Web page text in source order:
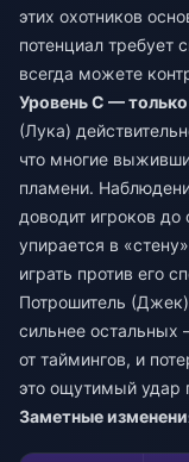
этих охотников
потенциал требует
всегда можете
Уровень C —
(Лука)
что многие
пламени.
доводит игроков до
упирается в
играть против его
Потрошитель
сильнее остальных
от таймингов, и
это ощутимый удар
Заметные